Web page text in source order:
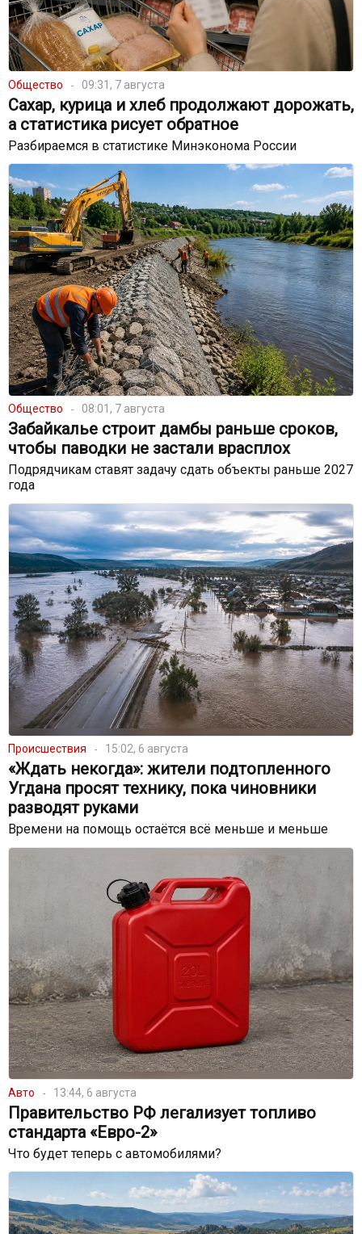
Общество 09:31, 7 августа
Сахар, курица и хлеб продолжают дорожать,
а статистика рисует обратное
Разбираемся в статистике Минэконома России
Общество 08:01, 7 августа
Забайкалье строит дамбы раньше сроков,
чтобы паводки не застали врасплох
Подрядчикам ставят задачу сдать объекты раньше 2027
года
Происшествия 15:02, 6 августа
«Ждать некогда»: жители подтопленного
Угдана просят технику, пока чиновники
разводят руками
Времени на помощь остаётся всё меньше и меньше
Авто 13:44, 6 августа
Правительство РФ легализует топливо
стандарта «Евро-2»
Что будет теперь с автомобилями?